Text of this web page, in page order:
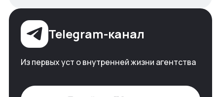
Telegram-канал
Из первых уст о внутренней жизни агентства